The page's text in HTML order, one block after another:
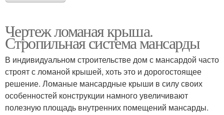
Чертеж ломаная крыша.
Стропильная система мансарды
В индивидуальном строительстве дом с мансардой часто
строят с ломаной крышей, хоть это и дорогостоящее
решение. Ломаные мансардные крыши в силу своих
особенностей конструкции намного увеличивают
полезную площадь внутренних помещений мансарды.